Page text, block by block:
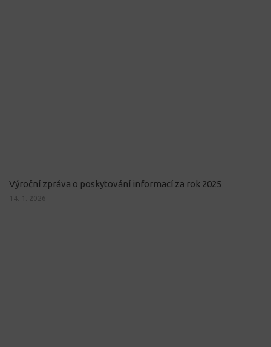
Výroční zpráva o poskytování informací za rok 2025
14. 1. 2026